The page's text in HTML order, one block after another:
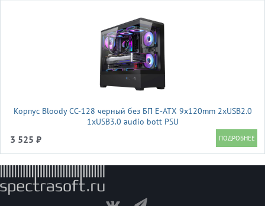
Корпус Bloody CC-128 черный без БП E-ATX 9x120mm 2xUSB2.0
1xUSB3.0 audio bott PSU
3 525 ₽